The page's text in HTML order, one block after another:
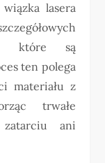
lasera
które są
ten polega
materiału z
trwałe
ani